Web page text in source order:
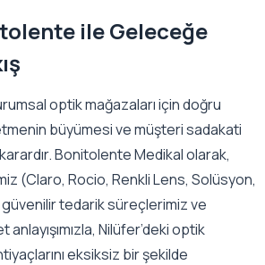
ile Geleceğe
optik mağazaları için doğru
büyümesi ve müşteri sadakati
Bonitolente Medikal olarak,
(Claro, Rocio, Renkli Lens, Solüsyon,
tedarik süreçlerimiz ve
Nilüfer’deki optik
eksiksiz bir şekilde